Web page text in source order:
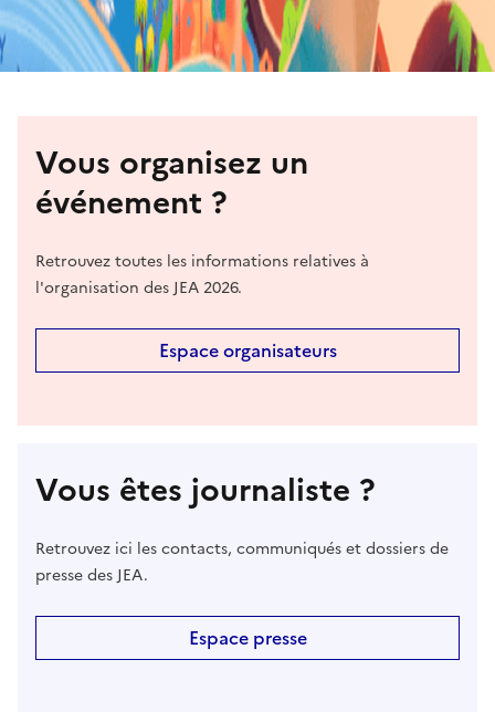
Vous organisez un
événement ?
Retrouvez toutes les informations relatives à
l'organisation des JEA 2026.
Espace organisateurs
Vous êtes journaliste ?
Retrouvez ici les contacts, communiqués et dossiers de
presse des JEA.
Espace presse